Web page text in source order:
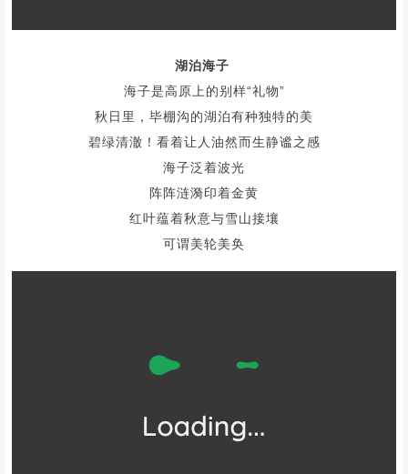
湖泊海子
海子是高原上的别样“礼物”
秋日里，毕棚沟的湖泊有种独特的美
碧绿清澈！看着让人油然而生静谧之感
海子泛着波光
阵阵涟漪印着金黄
红叶蕴着秋意与雪山接壤
可谓美轮美奂